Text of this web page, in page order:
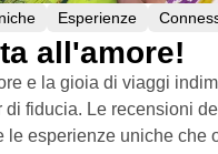
Esperienze
all'amore!
e la gioia di viaggi
di fiducia. Le recensioni
le esperienze uniche che